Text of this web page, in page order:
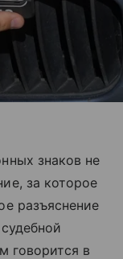
знаков не
за которое
разъяснение
говорится в